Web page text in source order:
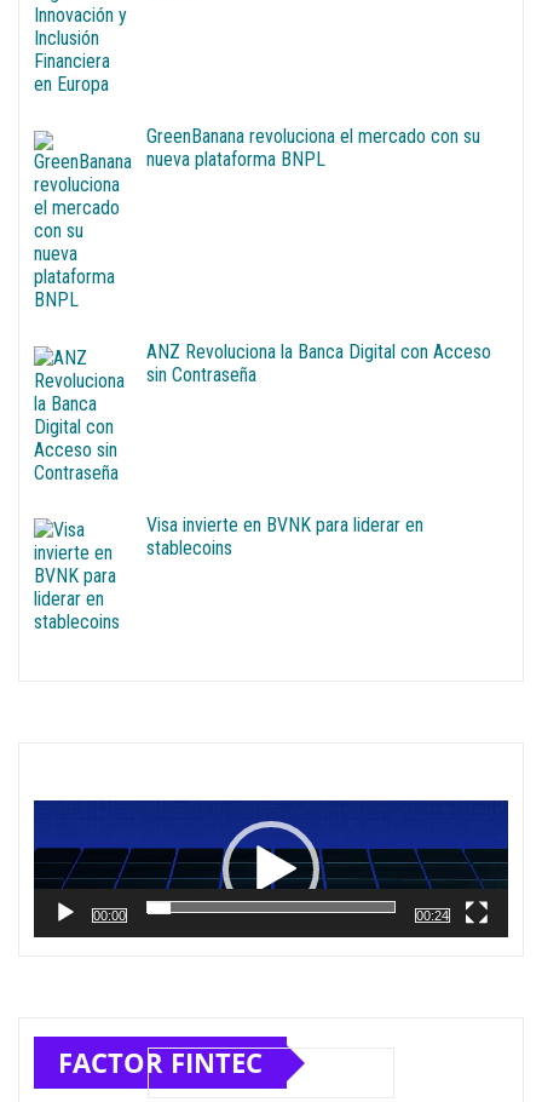
GreenBanana revoluciona el mercado con su
nueva plataforma BNPL
ANZ Revoluciona la Banca Digital con Acceso
sin Contraseña
Visa invierte en BVNK para liderar en
stablecoins
vídeo
00:00 00:24
FACTOR FINTEC